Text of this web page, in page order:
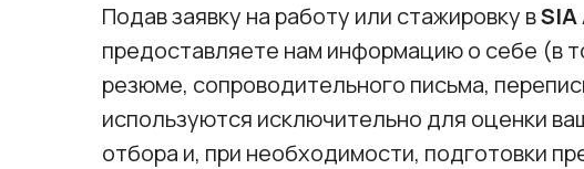
Подав заявку на работу или стажировку в
предоставляете нам информацию о себе (в
резюме, сопроводительного письма,
используются исключительно для оценки
отбора и, при необходимости, подготовки